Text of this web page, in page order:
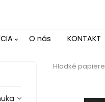
O nás KONTAKT
Hladké papiere